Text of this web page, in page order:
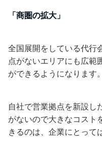
「商圏の拡大」
全国展開をしている代行
点がないエリアにも広範
ができるようになります。
自社で営業拠点を新設し
がないので大きなコスト
きるのは、企業にとって